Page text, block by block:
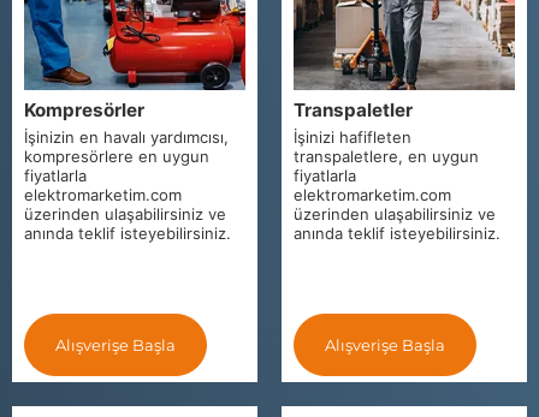
Kompresörler
İşinizin en havalı yardımcısı,
kompresörlere en uygun
fiyatlarla
elektromarketim.com
üzerinden ulaşabilirsiniz ve
anında teklif isteyebilirsiniz.
Alışverişe Başla
Transpaletler
İşinizi hafifleten
transpaletlere, en uygun
fiyatlarla
elektromarketim.com
üzerinden ulaşabilirsiniz ve
anında teklif isteyebilirsiniz.
Alışverişe Başla